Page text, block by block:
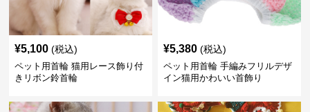
¥5,100 (税込)
ペット用首輪 猫用レース飾り付
きリボン鈴首輪
¥5,380 (税込)
ペット用首輪 手編みフリルデザ
イン猫用かわいい首飾り